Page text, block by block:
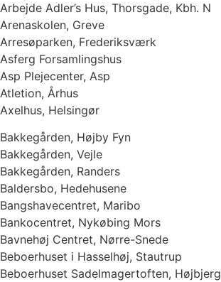
Arbejde Adler’s Hus, Thorsgade, Kbh. N
Arenaskolen, Greve
Arresøparken, Frederiksværk
Asferg Forsamlingshus
Asp Plejecenter, Asp
Atletion, Århus
Axelhus, Helsingør
Bakkegården, Højby Fyn
Bakkegården, Vejle
Bakkegården, Randers
Baldersbo, Hedehusene
Bangshavecentret, Maribo
Bankocentret, Nykøbing Mors
Bavnehøj Centret, Nørre-Snede
Beboerhuset i Hasselhøj, Stautrup
Beboerhuset Sadelmagertoften, Højbjerg